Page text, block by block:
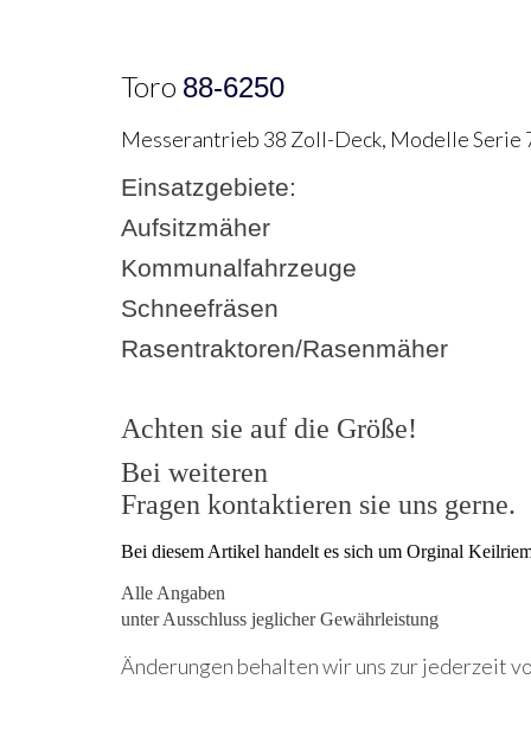
Toro 88-6250
Messerantrieb 38 Zoll-Deck, Modelle Serie
Einsatzgebiete:
Aufsitzmäher
Kommunalfahrzeuge
Schneefräsen
Rasentraktoren/Rasenmäher
Achten sie auf die Größe!
Bei weiteren
Fragen kontaktieren sie uns gerne.
Bei diesem Artikel handelt es sich um Orginal
Alle Angaben
unter Ausschluss jeglicher Gewährleistung
Änderungen behalten wir uns zur jederzeit